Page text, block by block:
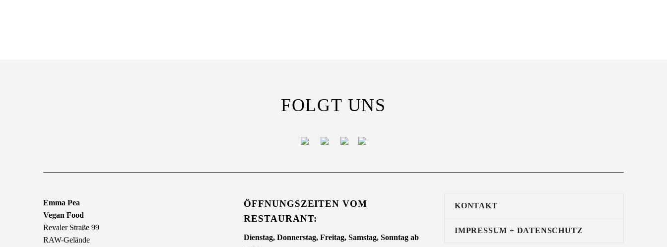
FOLGT UNS
Emma Pea
Vegan Food
Revaler Straße 99
RAW-Gelände
ÖFFNUNGSZEITEN VOM
RESTAURANT:
Dienstag, Donnerstag, Freitag, Samstag, Sonntag ab
KONTAKT
IMPRESSUM + DATENSCHUTZ